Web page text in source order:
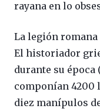
rayana en lo
La legión
El historiador
durante su época
componían 4200
diez manípulos